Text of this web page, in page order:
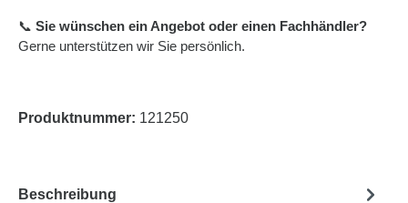
📞 Sie wünschen ein Angebot oder einen Fachhändler?
Gerne unterstützen wir Sie persönlich.
Produktnummer: 121250
Beschreibung